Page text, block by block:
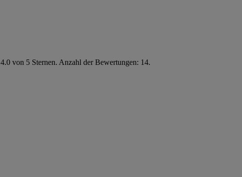
4.0 von 5 Sternen. Anzahl der Bewertungen: 14.